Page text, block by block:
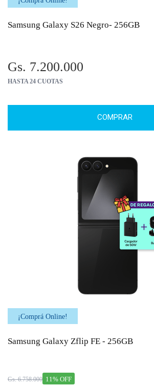
Samsung Galaxy S26 Negro- 256GB
Gs. 7.200.000
HASTA 24 CUOTAS
COMPRAR
¡Comprá Online!
Samsung Galaxy Zflip FE - 256GB
11% OFF
Gs. 6.758.000